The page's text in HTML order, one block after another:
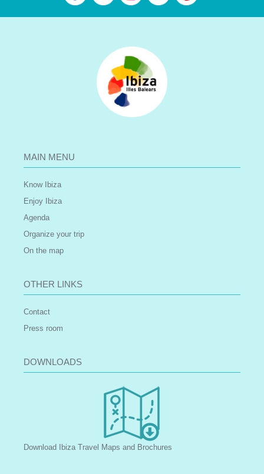
MAIN MENU
Know Ibiza
Enjoy Ibiza
Agenda
Organize your trip
On the map
OTHER LINKS
Contact
Press room
DOWNLOADS
Download Ibiza Travel Maps and Brochures